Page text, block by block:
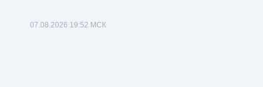
07.08.2026 19:52 МСК